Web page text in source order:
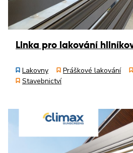
Linka pro lakování
Lakovny Práškové lakování
Stavebnictví